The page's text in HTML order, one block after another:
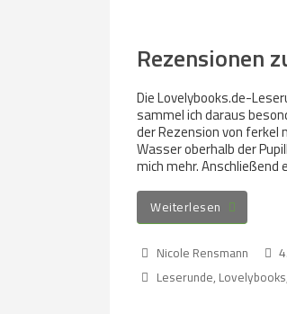
Rezensionen
Die Lovelybooks.de-
sammel ich daraus
der Rezension von ferkel
Wasser oberhalb der
mich mehr.
Weiterlesen
Nicole Rensmann
Leserunde, Lovelybooks